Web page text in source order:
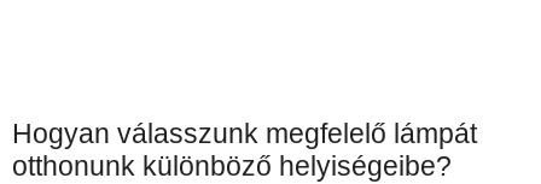
Hogyan válasszunk megfelelő lámpát
otthonunk különböző helyiségeibe?